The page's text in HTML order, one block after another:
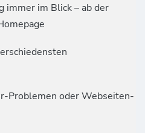
immer im Blick – ab der
Problemen oder Webseiten-